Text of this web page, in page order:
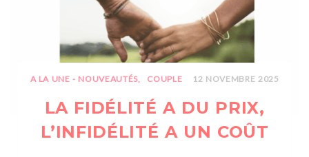
A LA UNE - NOUVEAUTÉS COUPLE 12 NOVEMBRE 2025
LA FIDÉLITÉ A DU PRIX,
L’INFIDÉLITÉ A UN COÛT